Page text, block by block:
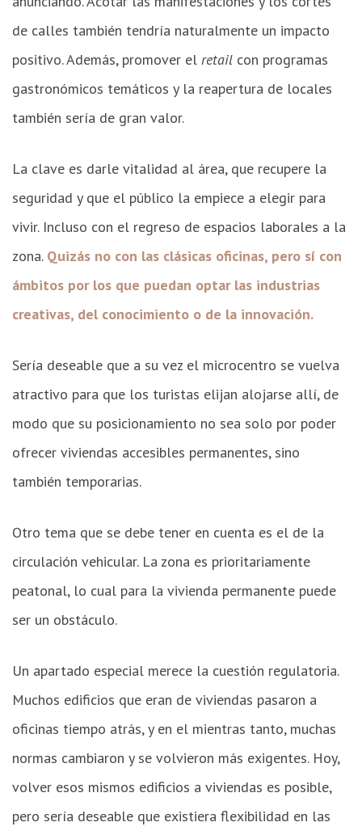
de calles también tendría naturalmente un impacto
positivo. Además, promover el retail con programas
gastronómicos temáticos y la reapertura de locales
también sería de gran valor.
La clave es darle vitalidad al área, que recupere la
seguridad y que el público la empiece a elegir para
vivir. Incluso con el regreso de espacios laborales a la
zona. Quizás no con las clásicas oficinas, pero sí con
ámbitos por los que puedan optar las industrias
creativas, del conocimiento o de la innovación.
Sería deseable que a su vez el microcentro se vuelva
atractivo para que los turistas elijan alojarse allí, de
modo que su posicionamiento no sea solo por poder
ofrecer viviendas accesibles permanentes, sino
también temporarias.
Otro tema que se debe tener en cuenta es el de la
circulación vehicular. La zona es prioritariamente
peatonal, lo cual para la vivienda permanente puede
ser un obstáculo.
Un apartado especial merece la cuestión regulatoria.
Muchos edificios que eran de viviendas pasaron a
oficinas tiempo atrás, y en el mientras tanto, muchas
normas cambiaron y se volvieron más exigentes. Hoy,
volver esos mismos edificios a viviendas es posible,
pero sería deseable que existiera flexibilidad en las